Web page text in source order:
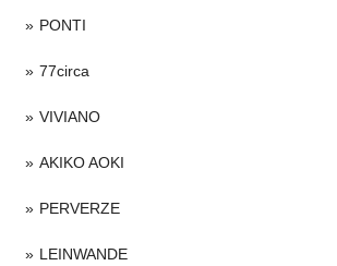
PONTI
77circa
VIVIANO
AKIKO AOKI
PERVERZE
LEINWANDE